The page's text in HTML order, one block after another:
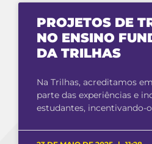
PROJETOS DE
NO ENSINO
DA TRILHAS
Na Trilhas, acreditamos
parte das experiências e
estudantes, incentivando-